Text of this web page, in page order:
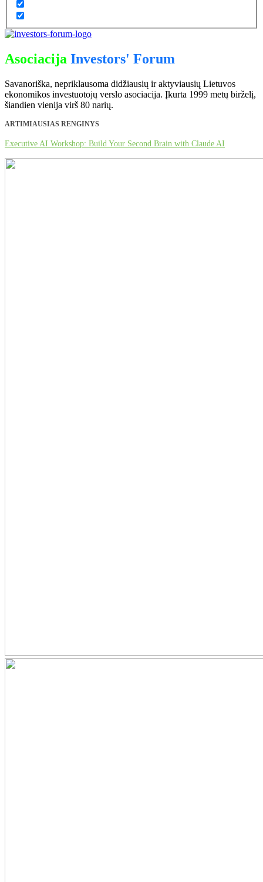
Asociacija Investors' Forum
Savanoriška, nepriklausoma didžiausių ir aktyviausių Lietuvos
ekonomikos investuotojų verslo asociacija. Įkurta 1999 metų birželį,
šiandien vienija virš 80 narių.
ARTIMIAUSIAS RENGINYS
Executive AI Workshop: Build Your Second Brain with Claude AI